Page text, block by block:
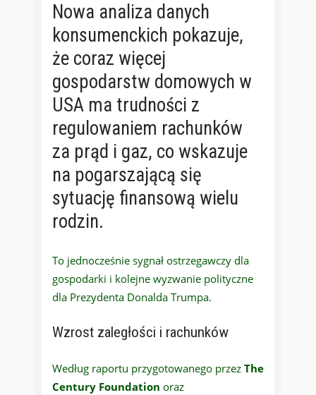
Nowa analiza danych
konsumenckich pokazuje,
że coraz więcej
gospodarstw domowych w
USA ma trudności z
regulowaniem rachunków
za prąd i gaz, co wskazuje
na pogarszającą się
sytuację finansową wielu
rodzin.
To jednocześnie sygnał ostrzegawczy dla
gospodarki i kolejne wyzwanie polityczne
dla Prezydenta Donalda Trumpa.
Wzrost zaległości i rachunków
Według raportu przygotowanego przez The
Century Foundation oraz